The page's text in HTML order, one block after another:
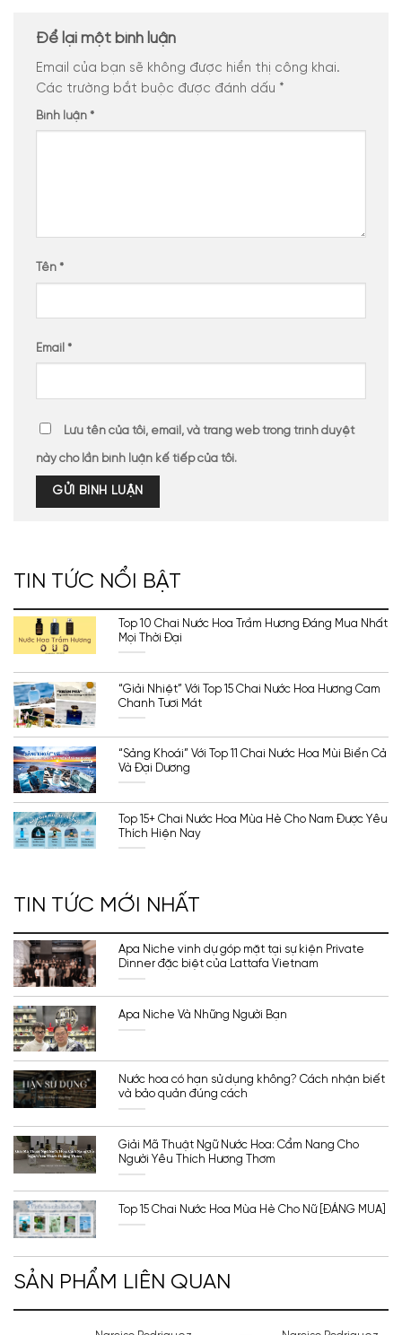
Để lại một bình luận
Email của bạn sẽ không được hiển thị công khai.
Các trường bắt buộc được đánh dấu *
Bình luận *
Tên *
Email *
Lưu tên của tôi, email, và trang web trong trình duyệt
này cho lần bình luận kế tiếp của tôi.
TIN TỨC NỔI BẬT
Top 10 Chai Nước Hoa Trầm Hương Đáng Mua Nhất
Mọi Thời Đại
“Giải Nhiệt” Với Top 15 Chai Nước Hoa Hương Cam
Chanh Tươi Mát
“Sảng Khoái” Với Top 11 Chai Nước Hoa Mùi Biển Cả
Và Đại Dương
Top 15+ Chai Nước Hoa Mùa Hè Cho Nam Được Yêu
Thích Hiện Nay
TIN TỨC MỚI NHẤT
Apa Niche vinh dự góp mặt tại sự kiện Private
Dinner đặc biệt của Lattafa Vietnam
Apa Niche Và Những Người Bạn
Nước hoa có hạn sử dụng không? Cách nhận biết
và bảo quản đúng cách
Giải Mã Thuật Ngữ Nước Hoa: Cẩm Nang Cho
Người Yêu Thích Hương Thơm
Top 15 Chai Nước Hoa Mùa Hè Cho Nữ [ĐÁNG MUA]
SẢN PHẨM LIÊN QUAN